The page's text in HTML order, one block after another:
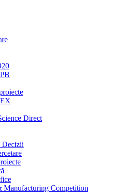
Direct
Decizii
Manufacturing Competition